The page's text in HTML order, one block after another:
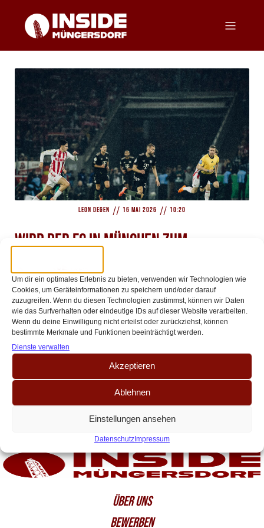
Um dir ein optimales Erlebnis zu bieten, verwenden wir Technologien wie
Cookies, um Geräteinformationen zu speichern und/oder darauf
zuzugreifen. Wenn du diesen Technologien zustimmst, können wir Daten
wie das Surfverhalten oder eindeutige IDs auf dieser Website verarbeiten.
Wenn du deine Einwilligung nicht erteilst oder zurückziehst, können
bestimmte Merkmale und Funktionen beeinträchtigt werden.
Dienste verwalten
Akzeptieren
Ablehnen
Einstellungen ansehen
DatenschutzImpressum
Leon Degen // 16 Mai 2026 // 10:20
Wird der FC in München zum
Partycrasher? – FC Bayern gegen 1.
FC Köln
Der FC hat den Klassenerhalt sicher und die Bayern sind bereits
Deutscher Meister. Das sportliche Drama findet dementsprechend am
letzten Spieltag klar auf anderen Plätzen[…]
ÜBER UNS
BEWERBEN